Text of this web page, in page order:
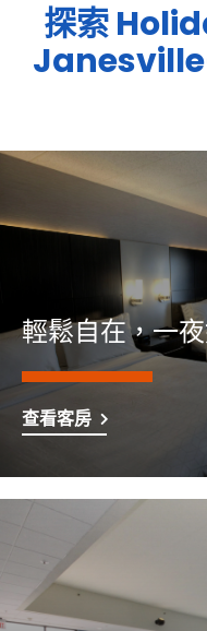
探索
輕鬆自在，一
查看客房